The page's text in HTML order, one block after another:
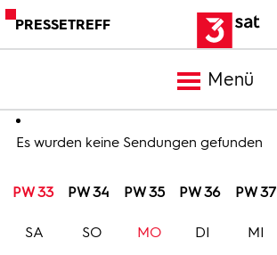
PRESSETREFF
Menü
Meldungen
Programm
Es wurden keine Sendungen gefunden
PW 33 PW 34 PW 35 PW 36 PW 37
SA SO MO DI MI